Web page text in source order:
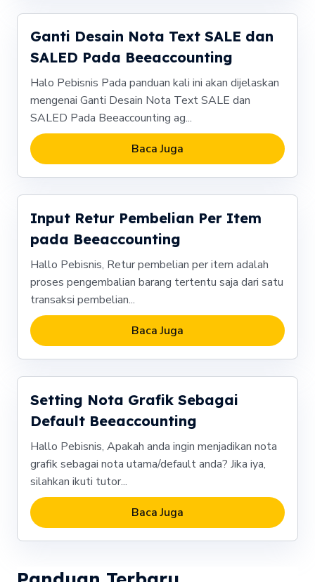
Ganti Desain Nota Text SALE dan
SALED Pada Beeaccounting
Halo Pebisnis Pada panduan kali ini akan dijelaskan
mengenai Ganti Desain Nota Text SALE dan
SALED Pada Beeaccounting ag...
Baca Juga
Input Retur Pembelian Per Item
pada Beeaccounting
Hallo Pebisnis, Retur pembelian per item adalah
proses pengembalian barang tertentu saja dari satu
transaksi pembelian...
Baca Juga
Setting Nota Grafik Sebagai
Default Beeaccounting
Hallo Pebisnis, Apakah anda ingin menjadikan nota
grafik sebagai nota utama/default anda? Jika iya,
silahkan ikuti tutor...
Baca Juga